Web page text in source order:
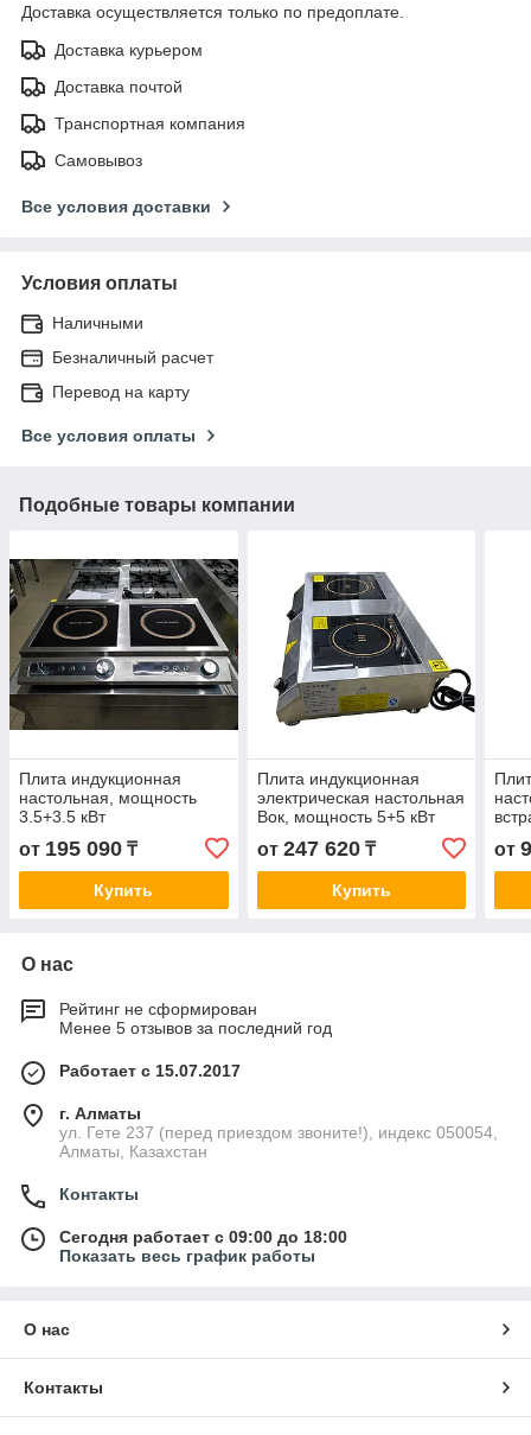
Доставка осуществляется только по предоплате.
Доставка курьером
Доставка почтой
Транспортная компания
Самовывоз
Все условия доставки
Условия оплаты
Наличными
Безналичный расчет
Перевод на карту
Все условия оплаты
Подобные товары компании
Плита индукционная
настольная, мощность
3.5+3.5 кВт
от 195 090 ₸
Купить
Плита индукционная
электрическая настольная
Вок, мощность 5+5 кВт
от 247 620₸
Купить
от
О нас
Рейтинг не сформирован
Менее 5 отзывов за последний год
Работает с 15.07.2017
г. Алматы
ул. Гете 237 (перед приездом звоните!), индекс 050054,
Алматы, Казахстан
Контакты
Сегодня работает с 09:00 до 18:00
Показать весь график работы
О нас
Контакты